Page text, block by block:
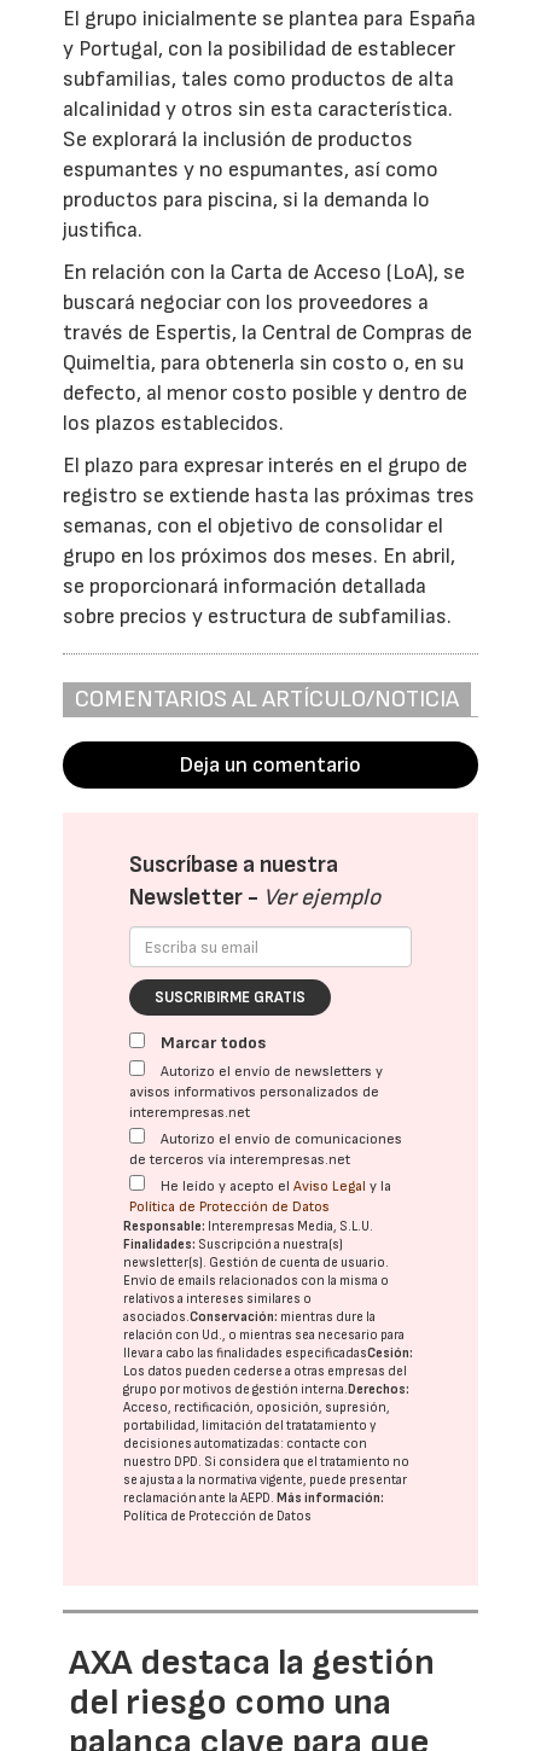
El grupo inicialmente se plantea para España
y Portugal, con la posibilidad de establecer
subfamilias, tales como productos de alta
alcalinidad y otros sin esta característica.
Se explorará la inclusión de productos
espumantes y no espumantes, así como
productos para piscina, si la demanda lo
justifica.
En relación con la Carta de Acceso (LoA), se
buscará negociar con los proveedores a
través de Espertis, la Central de Compras de
Quimeltia, para obtenerla sin costo o, en su
defecto, al menor costo posible y dentro de
los plazos establecidos.
El plazo para expresar interés en el grupo de
registro se extiende hasta las próximas tres
semanas, con el objetivo de consolidar el
grupo en los próximos dos meses. En abril,
se proporcionará información detallada
sobre precios y estructura de subfamilias.
COMENTARIOS AL ARTÍCULO/NOTICIA
Deja un comentario
Suscríbase a nuestra
Newsletter - Ver ejemplo
SUSCRIBIRME GRATIS
Marcar todos
Autorizo el envío de newsletters y
avisos informativos personalizados de
interempresas.net
Autorizo el envío de comunicaciones
de terceros vía interempresas.net
He leído y acepto elAviso Legal y la
Política de Protección de Datos
Responsable: Interempresas Media, S.L.U.
Finalidades: Suscripción a nuestra(s)
newsletter(s). Gestión de cuenta de usuario.
Envío de emails relacionados con la misma o
relativos a intereses similares o
asociados.Conservación: mientras dure la
relación con Ud., o mientras sea necesario para
llevar a cabo las finalidades especificadasCesión:
Los datos pueden cederse a otras empresas del
grupo por motivos de gestión interna. Derechos:
Acceso, rectificación, oposición, supresión,
portabilidad, limitación del tratatamiento y
decisiones automatizadas: contacte con
nuestro DPD. Si considera que el tratamiento no
se ajusta a la normativa vigente, puede presentar
reclamación ante laAEPD. Más información:
Política de Protección de Datos
AXA destaca la gestión
del riesgo como una